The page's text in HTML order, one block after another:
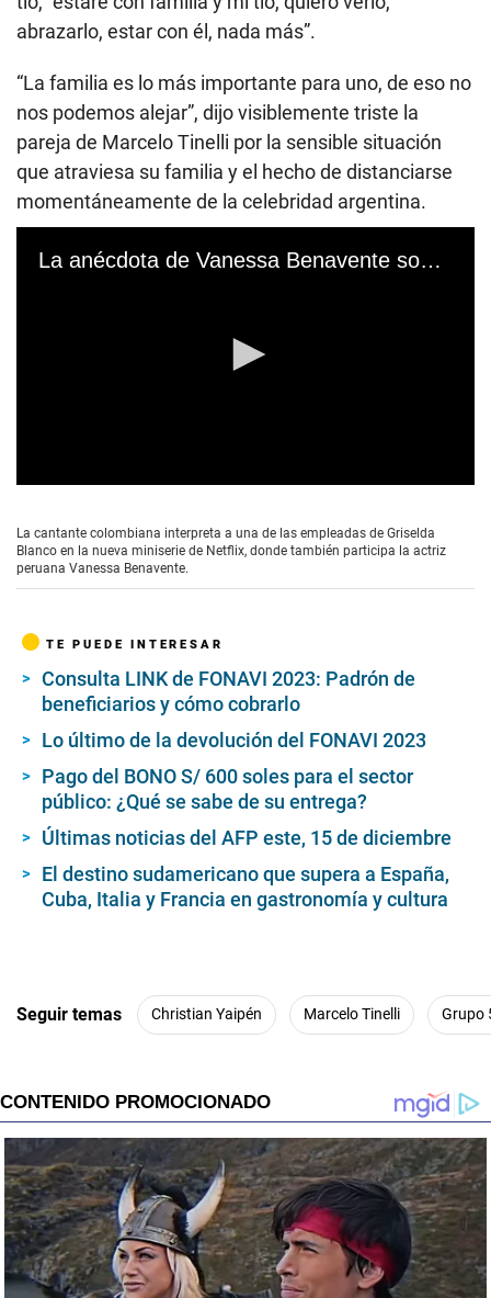
abrazarlo, estar con él, nada más”.
“La familia es lo más importante para uno, de eso no
nos podemos alejar”, dijo visiblemente triste la
pareja de Marcelo Tinelli por la sensible situación
que atraviesa su familia y el hecho de distanciarse
momentáneamente de la celebridad argentina.
La anécdota de Vanessa Benavente sobre Karol G
e
c
o
n
o
m
u
e
s
c
La cantante colombiana interpreta a una de las empleadas de Griselda
Blanco en la nueva miniserie de Netflix, donde también participa la actriz
peruana Vanessa Benavente.
TE PUEDE INTERESAR
Consulta LINK de FONAVI 2023: Padrón de
beneficiarios y cómo cobrarlo
Lo último de la devolución del FONAVI 2023
Pago del BONO S/ 600 soles para el sector
público: ¿Qué se sabe de su entrega?
Últimas noticias del AFP este, 15 de diciembre
El destino sudamericano que supera a España,
Cuba, Italia y Francia en gastronomía y cultura
Seguir temas Christian Yaipén Marcelo Tinelli Grupo